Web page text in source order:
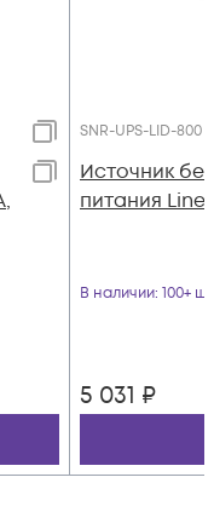
SNR-UPS-LID-800
Источник
питания
В наличии: 100+ шт
5 031 ₽